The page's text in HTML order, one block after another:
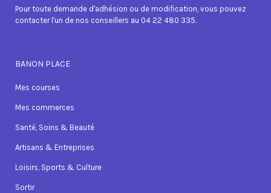
Pour toute demande d'adhésion ou de modification, vous pouvez
contacter l'un de nos conseillers au 04 22 480 335.
BANON PLACE
Mes courses
Mes commerces
Santé, Soins & Beauté
Artisans & Entreprises
Loisirs, Sports & Culture
Sortir